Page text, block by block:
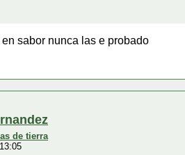
sabor nunca las e probado
de tierra